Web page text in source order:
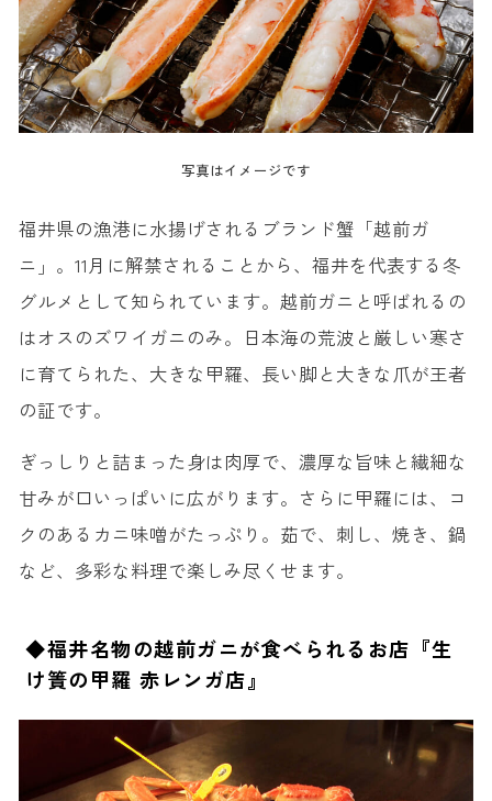
10. 三國バーガー
11. ボルガライス
12. 越前おろしそば
◆福井名物の越前おろしそばが食べられるお店『
13. 敦賀ラーメン
15. ごまどうふ
写真はイメージです
福井県の漁港に水揚げされるブランド蟹「越前ガ
ニ」。11月に解禁されることから、福井を代表する冬
グルメとして知られています。越前ガニと呼ばれるの
はオスのズワイガニのみ。日本海の荒波と厳しい寒さ
に育てられた、大きな甲羅、長い脚と大きな爪が王者
の証です。
ぎっしりと詰まった身は肉厚で、濃厚な旨味と繊細な
甘みが口いっぱいに広がります。さらに甲羅には、コ
クのあるカニ味噌がたっぷり。茹で、刺し、焼き、鍋
など、多彩な料理で楽しみ尽くせます。
◆福井名物の越前ガニが食べられるお店『生
け簀の甲羅 赤レンガ店』